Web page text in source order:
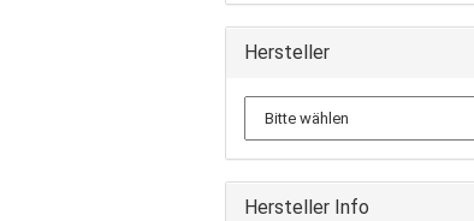
Hersteller
Hersteller Info